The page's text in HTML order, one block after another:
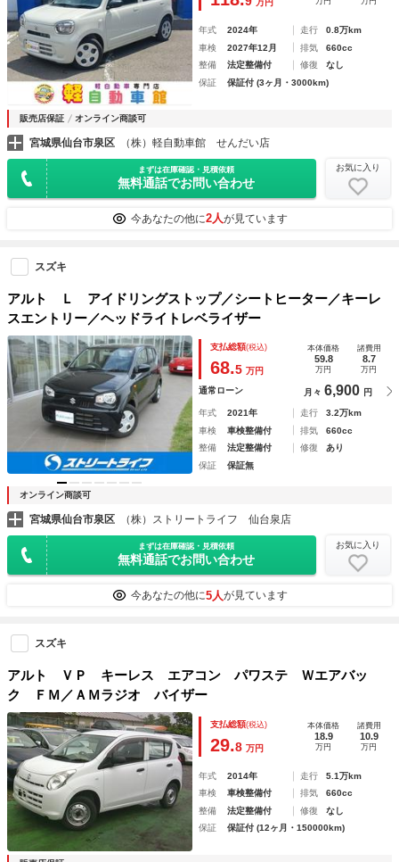
万円
年式 2024年 走行
0.8万km
車検
2027年12月 排気
660cc
整備
法定整備付 修復
なし
保証
保証付 (3ヶ月・3000km)
販売店保証 オンライン商談可
宮城県仙台市泉区 （株）軽自動車館 せんだい店
まずは在庫確認・見積依頼
無料通話でお問い合わせ
お気に入り
今あなたの他に2人が見ています
スズキ
アルト Ｌ アイドリングストップ／シートヒーター／キーレ
スエントリー／ヘッドライトレベライザー
支払総額(税込)
68.5 万円
本体価格
59.8
万円
諸費用
8.7
万円
通常ローン 月々 6,900 円
年式 2021年 走行
3.2万km
車検
車検整備付 排気
660cc
整備
法定整備付 修復
あり
保証
保証無
オンライン商談可
宮城県仙台市泉区 （株）ストリートライフ 仙台泉店
まずは在庫確認・見積依頼
無料通話でお問い合わせ
お気に入り
今あなたの他に5人が見ています
スズキ
アルト ＶＰ キーレス エアコン パワステ Ｗエアバッ
ク ＦＭ／ＡＭラジオ バイザー
支払総額(税込)
29.8 万円
本体価格
18.9
万円
諸費用
10.9
万円
年式 2014年 走行
5.1万km
車検
車検整備付 排気
660cc
整備
法定整備付 修復
なし
保証
保証付 (12ヶ月・150000km)